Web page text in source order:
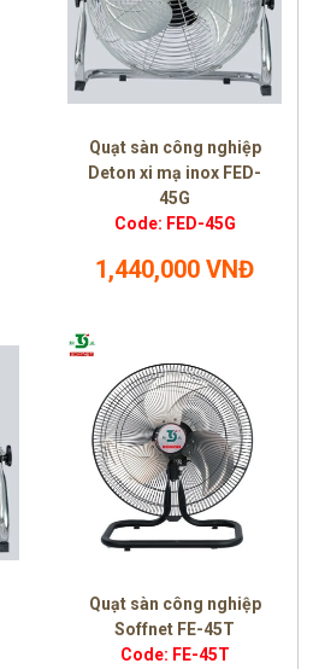
Quạt sàn công nghiệp
Deton xi mạ inox FED-
45G
Code: FED-45G
1,440,000 VNĐ
Quạt sàn công nghiệp
Soffnet FE-45T
Code: FE-45T